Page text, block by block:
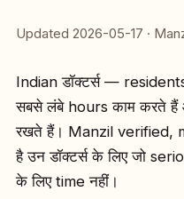
Updated 2026-05-17 ·
Indian डॉक्टर्स —
सबसे लंबे hours काम करते
रखते हैं। Manzil verified,
है उन डॉक्टर्स के लिए जो
के लिए time नहीं।